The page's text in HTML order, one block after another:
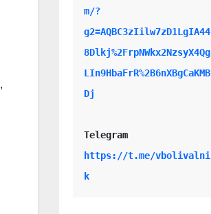
m/?
g2=AQBC3zIilw7zD1LgIA44
8Dlkj%2FrpNWkx2NzsyX4Qg
LIn9HbaFrR%2B6nXBgCaKMB
Dj
Telegram
https://t.me/vbolivalni
k